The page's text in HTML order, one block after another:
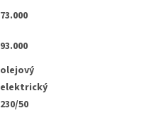
73.000
93.000
olejový
elektrický
230/50